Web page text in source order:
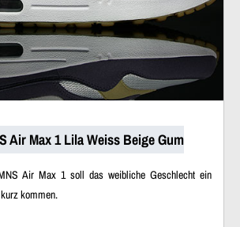
Air Max 1 Lila Weiss Beige Gum
Air Max 1 soll das weibliche Geschlecht ein
kommen.